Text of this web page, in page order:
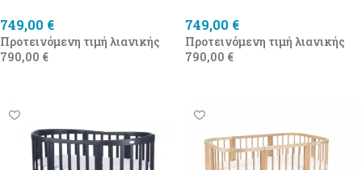
749,00 €
Προτεινόμενη τιμή λιανικής
790,00 €
749,00 €
Προτεινόμενη τιμή λιανικής
790,00 €